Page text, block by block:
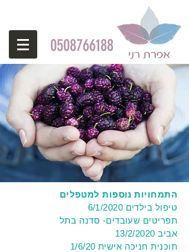
0508766188
התמחויות נוספות למטפלים
טיפול בילדים
תפריטים שעובדים- סדנה בתל
אביב13/2/2020
תוכנית חניכה אישית